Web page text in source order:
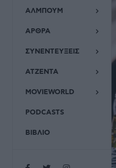
ΑΛΜΠΟΥΜ
ΑΡΘΡΑ
ΣΥΝΕΝΤΕΥΞΕΙΣ
ΑΤΖΕΝΤΑ
MOVIEWORLD
PODCASTS
ΒΙΒΛΙΟ